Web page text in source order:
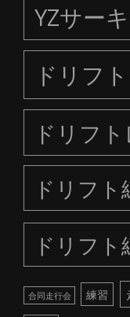
YZサー
ドリフト
ドリフ
ドリフト
ドリフト
合同走行会 練習